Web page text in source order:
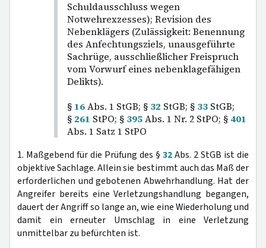
Schuldausschluss wegen
Notwehrexzesses); Revision des
Nebenklägers (Zulässigkeit: Benennung
des Anfechtungsziels, unausgeführte
Sachrüge, ausschließlicher Freispruch
vom Vorwurf eines nebenklagefähigen
Delikts).
§ 16Abs. 1 StGB; § 32 StGB; § 33 StGB;
§ 261 StPO; § 395Abs. 1 Nr. 2 StPO; § 401
Abs. 1 Satz 1 StPO
1. Maßgebend für die Prüfung des § 32Abs. 2 StGB ist die
objektive Sachlage. Allein sie bestimmt auch das Maß der
erforderlichen und gebotenen Abwehrhandlung. Hat der
Angreifer bereits eine Verletzungshandlung begangen,
dauert der Angriff so lange an, wie eine Wiederholung und
damit ein erneuter Umschlag in eine Verletzung
unmittelbar zu befürchten ist.